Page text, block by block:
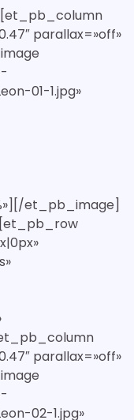
parallax=»off»
01-1.jpg»
et_pb_image]
parallax=»off»
02-1.jpg»